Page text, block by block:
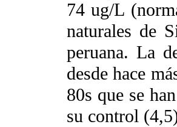
74 ug/L
naturales de
peruana. La
desde hace
80s que se
su control